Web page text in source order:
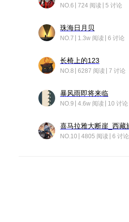
NO.6 724 阅读 5 讨论
珠海日月贝
NO.7 1.3w 阅读 6 讨论
长椅上的123
NO.8 6287 阅读 7 讨论
暴风雨即将来临
NO.9 4.6w 阅读 10 讨论
NO.10 4805 阅读 6 讨论